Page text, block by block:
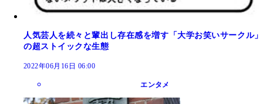
人気芸人を続々と輩出し存在感を増す「大学お笑いサークル」
の超ストイックな生態
2022年06月16日 06:00
エンタメ